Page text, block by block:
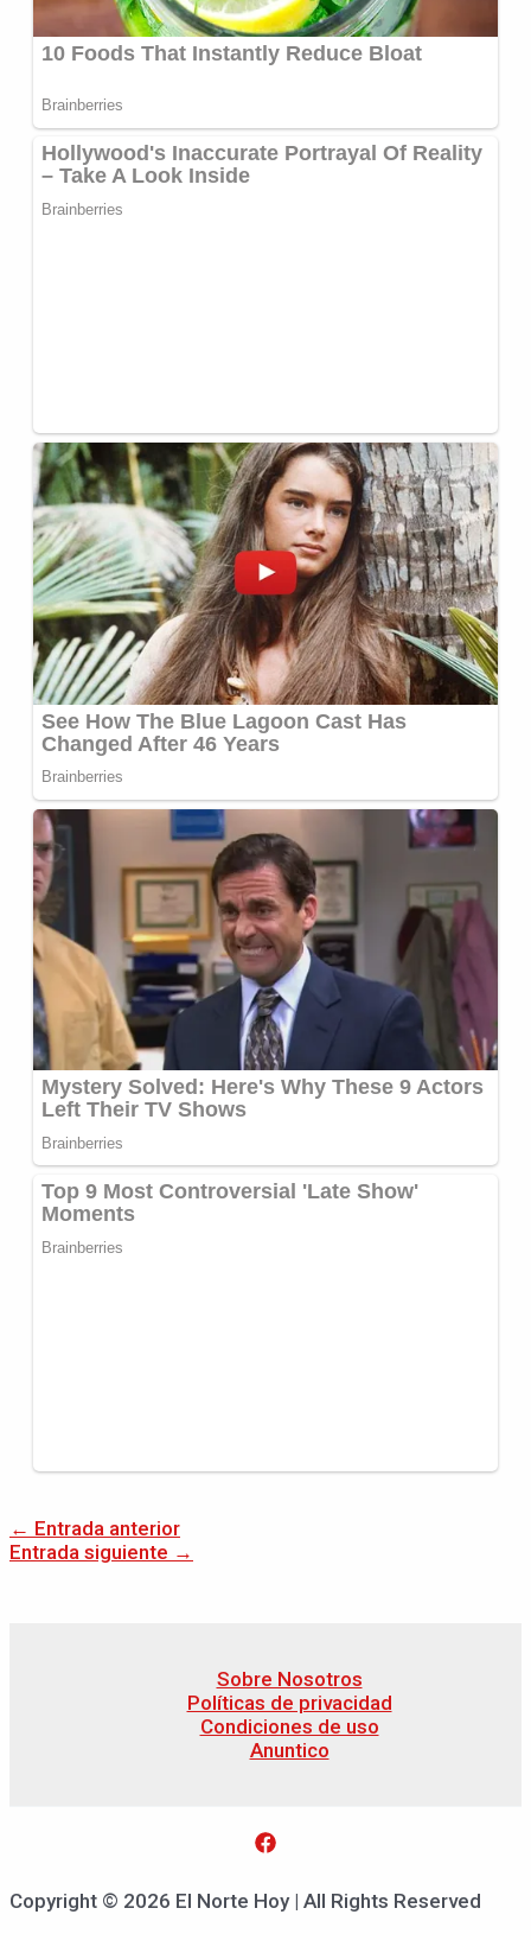
← Entrada anterior
Entrada siguiente →
Sobre Nosotros
Políticas de privacidad
Condiciones de uso
Anuntico
Copyright © 2026 El Norte Hoy | All Rights Reserved